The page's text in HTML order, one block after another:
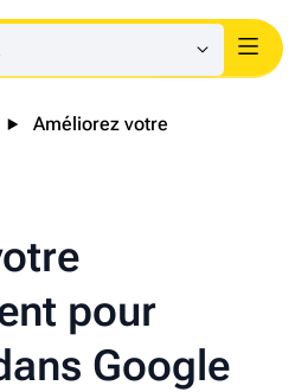
Login
Améliorez votre
pour
Google